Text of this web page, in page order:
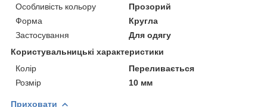
Особливість кольору
Прозорий
Форма
Кругла
Застосування
Для одягу
Користувальницькі характеристики
Колір
Переливається
Розмір
10 мм
Приховати